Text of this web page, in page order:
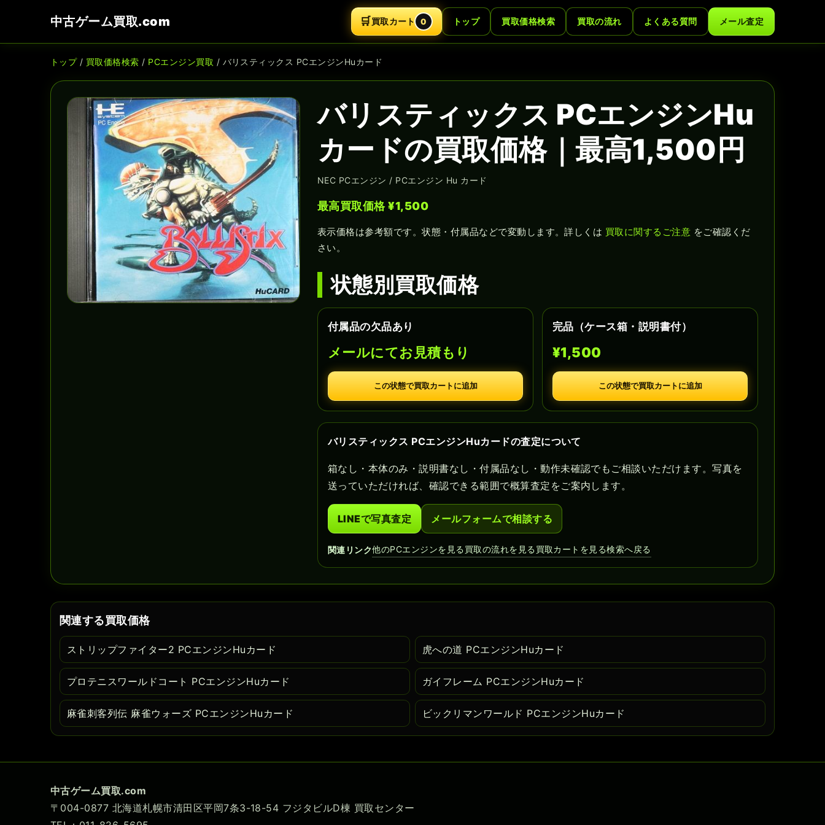
中古ゲーム買取.com 🛒買取カート 0 トップ 買取価格検索 買取の流れ よくある質問 メール査定
トップ/ 買取価格検索 / PCエンジン買取 / バリスティックス PCエンジンHuカード
バリスティックス PCエンジンHu
カードの買取価格｜最高1,500円
NEC PCエンジン / PCエンジン Hu カード
最高買取価格 ¥1,500
表示価格は参考額です。状態・付属品などで変動します。詳しくは 買取に関するご注意 をご確認くだ
さい。
状態別買取価格
付属品の欠品あり
メールにてお見積もり
この状態で買取カートに追加
完品（ケース箱・説明書付）
¥1,500
この状態で買取カートに追加
バリスティックス PCエンジンHuカードの査定について
箱なし・本体のみ・説明書なし・付属品なし・動作未確認でもご相談いただけます。写真を
送っていただければ、確認できる範囲で概算査定をご案内します。
LINEで写真査定 メールフォームで相談する
関連リンク他のPCエンジンを見る買取の流れを見る買取カートを見る検索へ戻る
関連する買取価格
ストリップファイター2 PCエンジンHuカード 虎への道 PCエンジンHuカード
プロテニスワールドコート PCエンジンHuカード ガイフレーム PCエンジンHuカード
麻雀刺客列伝 麻雀ウォーズ PCエンジンHuカード ビックリマンワールド PCエンジンHuカード
中古ゲーム買取.com
〒004-0877 北海道札幌市清田区平岡7条3-18-54 フジタビルD棟 買取センター